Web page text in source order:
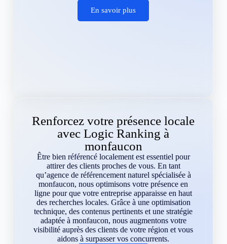
En savoir plus
Renforcez votre présence locale
avec Logic Ranking à
monfaucon
Être bien référencé localement est essentiel pour
attirer des clients proches de vous. En tant
qu’agence de référencement naturel spécialisée à
monfaucon, nous optimisons votre présence en
ligne pour que votre entreprise apparaisse en haut
des recherches locales. Grâce à une optimisation
technique, des contenus pertinents et une stratégie
adaptée à monfaucon, nous augmentons votre
visibilité auprès des clients de votre région et vous
aidons à surpasser vos concurrents.